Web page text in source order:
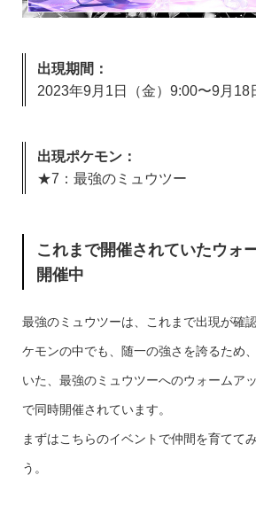
出現期間：
2023年9月1日（金）9:00〜9月18
出現ポケモン：
★7：最強のミュウツー
これまで開催されていたウォ
開催中
最強のミュウツーは、これまで出現が確
ケモンの中でも、随一の強さを誇るため
いた、最強のミュウツーへのウォームア
で同時開催されています。
まずはこちらのイベントで仲間を育てて
う。